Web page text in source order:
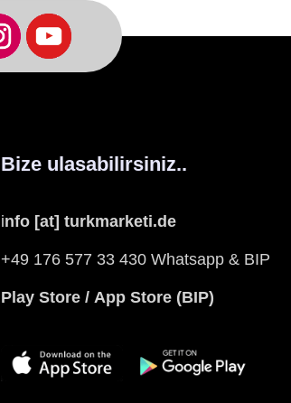
Bize ulasabilirsiniz..
info [at] turkmarketi.de
+49 176 577 33 430 Whatsapp & BIP
Play Store / App Store (BIP)